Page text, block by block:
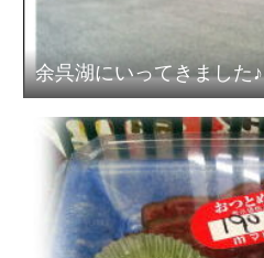
余呉湖にいってきました♪